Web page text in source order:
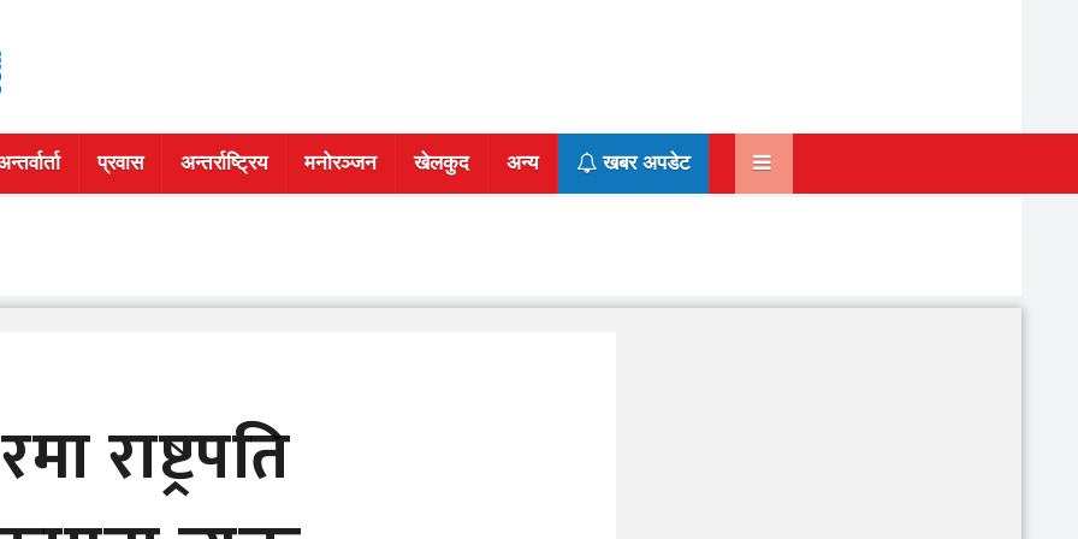
प्रवास अन्तर्राष्ट्रिय मनोरञ्जन खेलकुद अन्य खबर अपडेट
राष्ट्रपति